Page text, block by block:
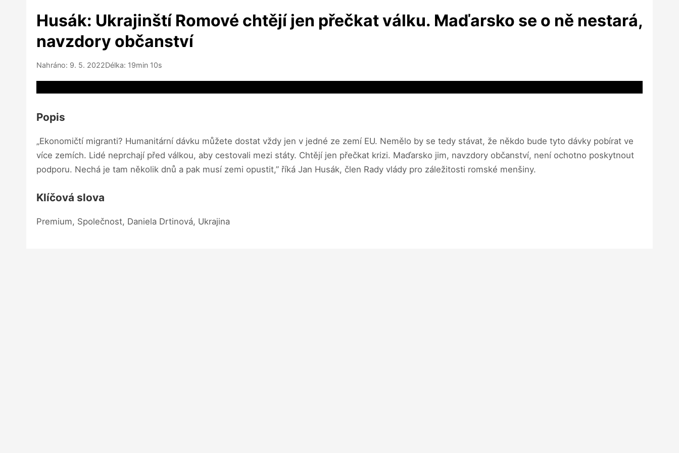
Husák: Ukrajinští Romové chtějí jen přečkat válku. Maďarsko se o ně nestará,
navzdory občanství
Nahráno: 9. 5. 2022Délka: 19min 10s
Popis
„Ekonomičtí migranti? Humanitární dávku můžete dostat vždy jen v jedné ze zemí EU. Nemělo by se tedy stávat, že někdo bude tyto dávky pobírat ve
více zemích. Lidé neprchají před válkou, aby cestovali mezi státy. Chtějí jen přečkat krizi. Maďarsko jim, navzdory občanství, není ochotno poskytnout
podporu. Nechá je tam několik dnů a pak musí zemi opustit,” říká Jan Husák, člen Rady vlády pro záležitosti romské menšiny.
Klíčová slova
Premium, Společnost, Daniela Drtinová, Ukrajina